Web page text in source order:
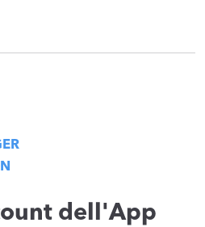
dell'App